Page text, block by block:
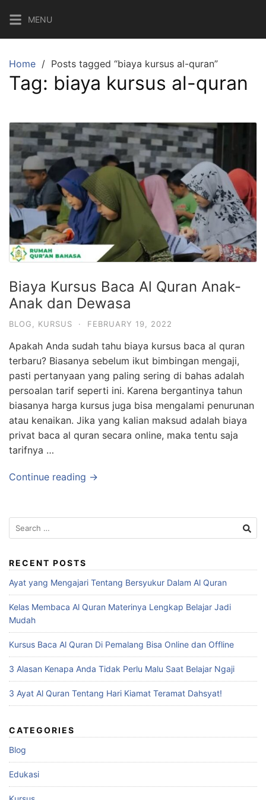
content
MENU
Home Posts tagged “biaya kursus al-quran”
Tag: biaya kursus al-quran
Biaya Kursus Baca Al Quran Anak-
Anak dan Dewasa
BLOG KURSUS · FEBRUARY 19, 2022
Apakah Anda sudah tahu biaya kursus baca al quran
terbaru? Biasanya sebelum ikut bimbingan mengaji,
pasti pertanyaan yang paling sering di bahas adalah
persoalan tarif seperti ini. Karena bergantinya tahun
biasanya harga kursus juga bisa mengalami penurunan
atau kenaikan. Jika yang kalian maksud adalah biaya
privat baca al quran secara online, maka tentu saja
tarifnya …
Continue reading →
Search
for:
RECENT POSTS
Ayat yang Mengajari Tentang Bersyukur Dalam Al Quran
Kelas Membaca Al Quran Materinya Lengkap Belajar Jadi
Mudah
Kursus Baca Al Quran Di Pemalang Bisa Online dan Offline
3 Alasan Kenapa Anda Tidak Perlu Malu Saat Belajar Ngaji
3 Ayat Al Quran Tentang Hari Kiamat Teramat Dahsyat!
CATEGORIES
Blog
Edukasi